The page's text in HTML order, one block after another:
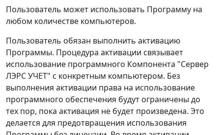
Пользователь может использовать Программу на
любом количестве компьютеров.
Пользователь обязан выполнить активацию
Программы. Процедура активации связывает
использование программного Компонента "Сервер
ЛЭРС УЧЕТ" с конкретным компьютером. Без
выполнения активации права на использование
программного обеспечения будут ограничены до
тех пор, пока активация не будет произведена. Это
делается для предотвращения использования